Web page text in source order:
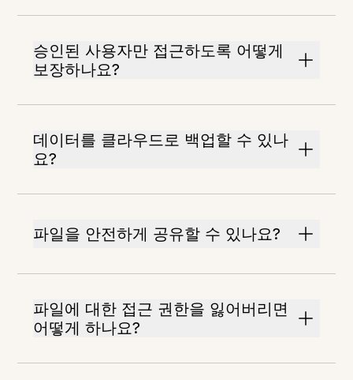
승인된 사용자만 접근하도록 어떻게
보장하나요?
데이터를 클라우드로 백업할 수 있나
요?
파일을 안전하게 공유할 수 있나요?
파일에 대한 접근 권한을 잃어버리면
어떻게 하나요?